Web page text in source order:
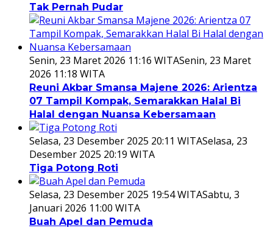
Tak Pernah Pudar
Senin, 23 Maret 2026 11:16 WITASenin, 23 Maret
2026 11:18 WITA
Reuni Akbar Smansa Majene 2026: Arientza
07 Tampil Kompak, Semarakkan Halal Bi
Halal dengan Nuansa Kebersamaan
Selasa, 23 Desember 2025 20:11 WITASelasa, 23
Desember 2025 20:19 WITA
Tiga Potong Roti
Selasa, 23 Desember 2025 19:54 WITASabtu, 3
Januari 2026 11:00 WITA
Buah Apel dan Pemuda